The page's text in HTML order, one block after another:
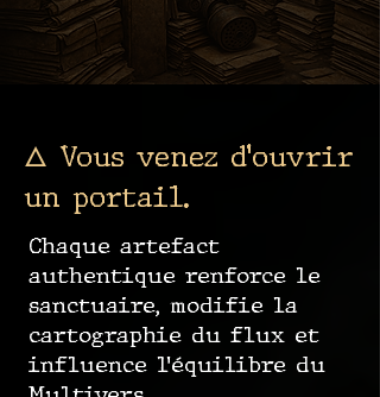
🜂 Vous venez d’ouvrir
un portail.
Chaque artefact
authentique renforce le
sanctuaire, modifie la
cartographie du flux et
influence l’équilibre du